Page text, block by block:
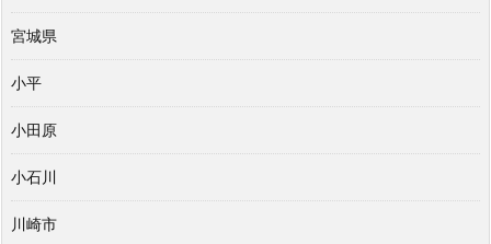
宮城県
小平
小田原
小石川
川崎市